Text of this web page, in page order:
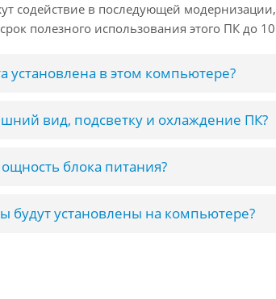
содействие в последующей
полезного использования этого ПК до 10
установлена в этом компьютере?
вид, подсветку и охлаждение ПК?
блока питания?
будут установлены на компьютере?